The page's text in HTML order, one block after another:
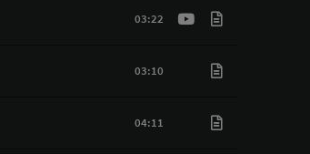
03:22
03:10
04:11